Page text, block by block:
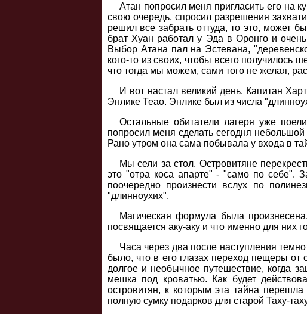
Атан попросил меня пригласить его на
свою очередь, спросил разрешения
решил все забрать оттуда, то это, может
брат Хуан работал у Эда в Оронго и
Выбор Атана пал на Эстевана,
кого-то из своих, чтобы всего получилось
что тогда мы можем, сами того не желая,
И вот настал великий день. Капитан
Энлике Теао. Энлике был из числа
Остальные обитатели лагеря уже
попросил меня сделать сегодня
Рано утром она сама побывала у входа в
Мы сели за стол. Островитяне
это "отра коса апарте" - "само по себе".
поочередно произнести вслух по
"длинноухих".
Магическая формула была
посвящается аку-аку и что именно для них
Часа через два после наступления
было, что в его глазах переход пещеры от
долгое и необычное путешествие, когда
мешка под кроватью. Как будет
островитян, к которым эта тайна
полную сумку подарков для старой Таху-